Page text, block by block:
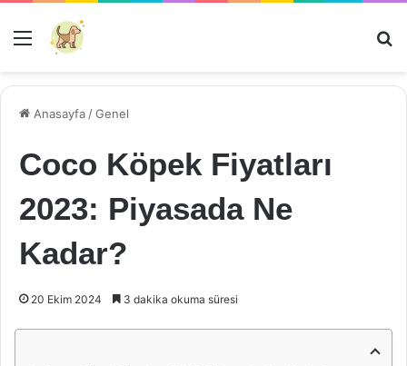
Menü
Anasayfa /Genel
Coco Köpek Fiyatları
2023: Piyasada Ne
Kadar?
20 Ekim 2024 3 dakika okuma süresi